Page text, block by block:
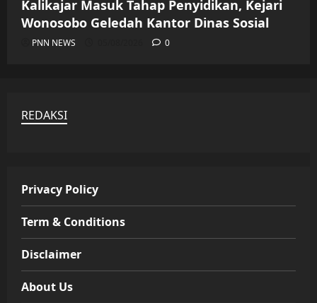
Kalikajar Masuk Tahap Penyidikan, Kejari
Wonosobo Geledah Kantor Dinas Sosial
PNN NEWS 0
REDAKSI
Privacy Policy
Term & Conditions
Disclaimer
About Us